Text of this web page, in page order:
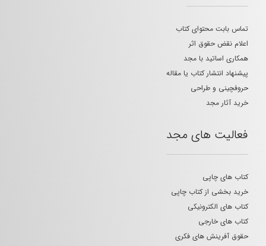
تماس بابت محتوای کتاب
اعلام نقض حقوق اثر
همکاری اساتید با مجد
پیشنهاد انتشار کتاب یا مقاله
حروفچینی و طراحی
خرید آثار مجد
فعالیت های مجد
کتاب های چاپی
خرید بخشی از کتاب چاپی
کتاب های الکترونیکی
کتاب های خارجی
حقوق آفرینش های فکری